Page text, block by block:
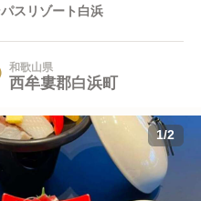
スリゾート白浜
和歌山県
西牟婁郡白浜町
1/2